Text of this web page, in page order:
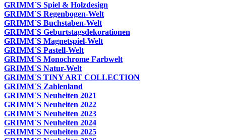
GRIMM´S Spiel & Holzdesign
GRIMM`S Regenbogen-Welt
GRIMM´S Buchstaben-Welt
GRIMM´S Geburtstagsdekorationen
GRIMM´S Magnetspiel-Welt
GRIMM´S Pastell-Welt
GRIMM´S Monochrome Farbwelt
GRIMM´S Natur-Welt
GRIMM´S TINY ART COLLECTION
GRIMM´S Zahlenland
GRIMM´S Neuheiten 2021
GRIMM´S Neuheiten 2022
GRIMM´S Neuheiten 2023
GRIMM´S Neuheiten 2024
GRIMM´S Neuheiten 2025